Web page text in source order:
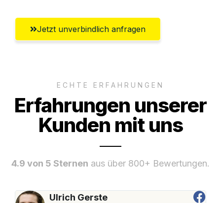
Jetzt unverbindlich anfragen
ECHTE ERFAHRUNGEN
Erfahrungen unserer
Kunden mit uns
4.9 von 5 Sternen aus über 800+ Bewertungen.
Ulrich Gerste